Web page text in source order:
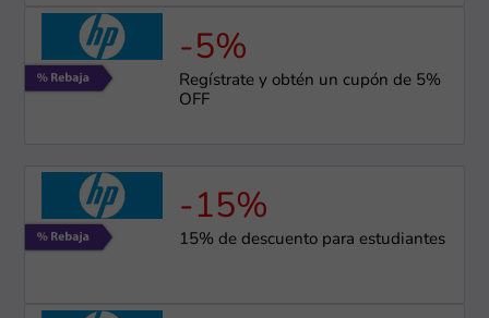
-5%
Regístrate y obtén un cupón de 5%
OFF
-15%
15% de descuento para estudiantes